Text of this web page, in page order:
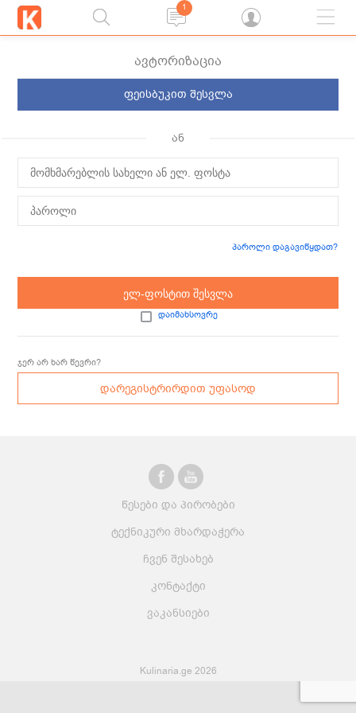
1
ავტორიზაცია
ფეისბუკით შესვლა
ან
პაროლი დაგავიწყდათ?
ელ-ფოსტით შესვლა
დაიმახსოვრე
ჯერ არ ხარ წევრი?
დარეგისტრირდით უფასოდ
ჩვენ შესახებ
კონტაქტი
ვაკანსიები
წესები და პირობები
ტექნიკური მხარდაჭერა
Kulinaria.ge 2026